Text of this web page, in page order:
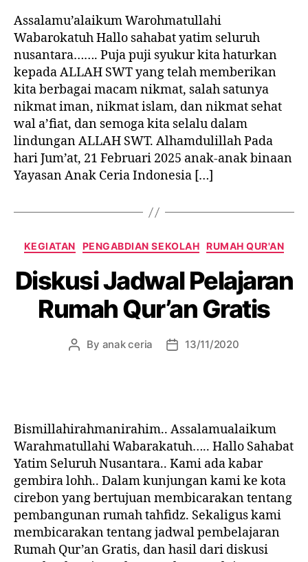
Assalamu’alaikum Warohmatullahi
Wabarokatuh Hallo sahabat yatim seluruh
nusantara……. Puja puji syukur kita haturkan
kepada ALLAH SWT yang telah memberikan
kita berbagai macam nikmat, salah satunya
nikmat iman, nikmat islam, dan nikmat sehat
wal a’fiat, dan semoga kita selalu dalam
lindungan ALLAH SWT. Alhamdulillah Pada
hari Jum’at, 21 Februari 2025 anak-anak binaan
Yayasan Anak Ceria Indonesia […]
Categories
KEGIATAN PENGABDIAN SEKOLAH RUMAH QUR'AN
Diskusi Jadwal Pelajaran
Rumah Qur’an Gratis
Post
By anak ceria
Post13/11/2020
Bismillahirahmanirahim.. Assalamualaikum
Warahmatullahi Wabarakatuh….. Hallo Sahabat
Yatim Seluruh Nusantara.. Kami ada kabar
gembira lohh.. Dalam kunjungan kami ke kota
cirebon yang bertujuan membicarakan tentang
pembangunan rumah tahfidz. Sekaligus kami
membicarakan tentang jadwal pembelajaran
Rumah Qur’an Gratis, dan hasil dari diskusi